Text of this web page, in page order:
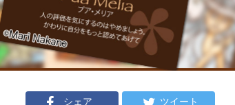
シェア ツイート